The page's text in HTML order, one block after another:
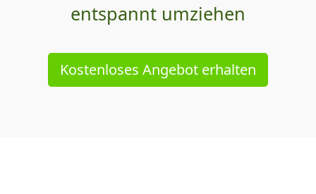
entspannt umziehen
Kostenloses Angebot erhalten